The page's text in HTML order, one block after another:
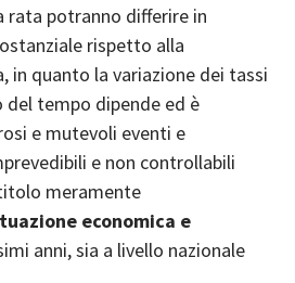
potranno differire in
rispetto alla
in quanto la variazione dei tassi
del tempo dipende ed è
e mutevoli eventi e
e non controllabili
meramente
economica e
anni, sia a livello nazionale